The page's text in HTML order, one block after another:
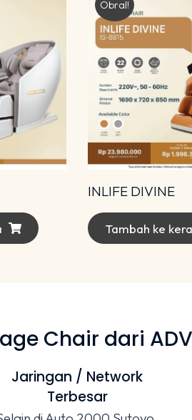
Obral!
INLIFE DIVINE
Tambah ke
Chair dari
Jaringan / Network
Terbesar